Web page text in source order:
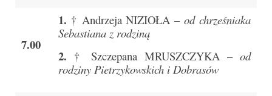
Wielka Sobota 04.04.2026
Godzina Miłosierdzia 12.04.2026
Galerie 2025
7.00
1. † Andrzeja NIZIOŁA –od chrześniaka
Sebastiana z rodziną
2. † Szczepana MRUSZCZYKA – od
rodziny Pietrzykowskich i Dobrasów